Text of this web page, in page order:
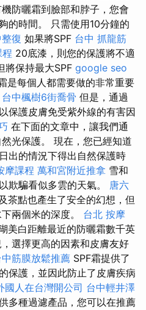
防曬霜到臉部和脖子，您會
的時間。 只需使用10分鐘的
復 如果將SPF 台中 抓龍筋
20底漆，則您的保護將不適
將保持最大SPF google seo
是每個人都需要做的非常重要
台中楓樹6街喬骨 但是，通過
保護皮膚免受紫外線的有害因
在下面的文章中，讓我們通
光保護。 現在，您已經知道
出的情況下得出自然保護時
摩課程 萬和宮附近推拿 雪和
欺騙看似多雲的天氣。 唐六
茶點也產生了安全的幻想，但
兩個米的深度。 台北 按摩
美白距離最近的防曬霜數千英
選擇更高的因素和皮膚友好
中筋膜放鬆推薦 SPF霜提供了
保護，並因此防止了皮膚疾病
國人在台灣開公司 台中輕井澤
多種過濾產品，您可以在推薦